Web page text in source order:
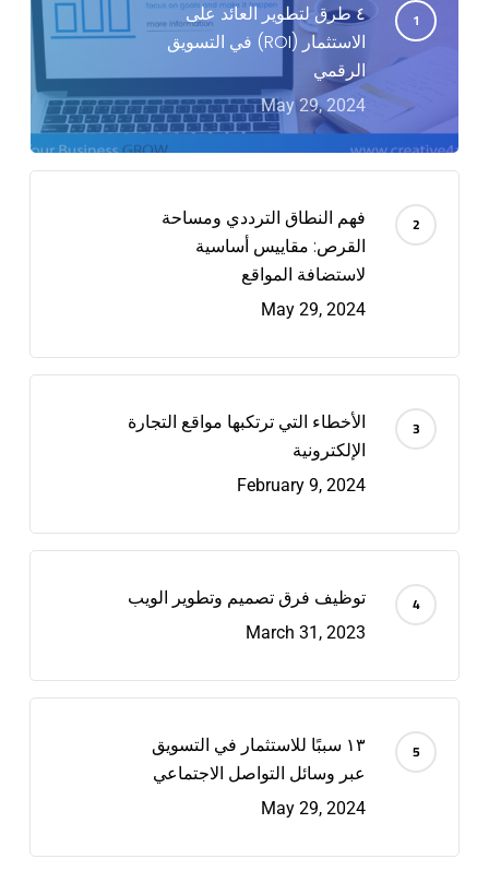
٤ طرق لتطوير العائد على
الاستثمار (ROI) في التسويق
الرقمي
May 29, 2024
فهم النطاق الترددي ومساحة
القرص: مقاييس أساسية
لاستضافة المواقع
May 29, 2024
الأخطاء التي ترتكبها مواقع التجارة
الإلكترونية
February 9, 2024
توظيف فرق تصميم وتطوير الويب
March 31, 2023
١٣ سببًا للاستثمار في التسويق
عبر وسائل التواصل الاجتماعي
May 29, 2024